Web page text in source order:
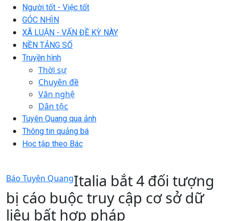
Người tốt - Việc tốt
GÓC NHÌN
XÃ LUẬN - VẤN ĐỀ KỲ NÀY
NỀN TẢNG SỐ
Truyền hình
Thời sự
Chuyên đề
Văn nghệ
Dân tộc
Tuyên Quang qua ảnh
Thông tin quảng bá
Học tập theo Bác
Báo Tuyên QuangItalia bắt 4 đối tượng
bị cáo buộc truy cập cơ sở dữ
liệu bất hợp pháp